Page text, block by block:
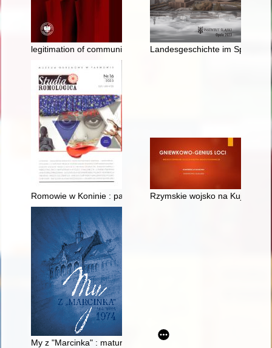
legitimation of communist rule in PolandLandesgeschichte im
Romowie w Koninie : pamięć o zajściach z 1981 roku
Rzymskie wojsko na
My z "Marcinka" : matura 1974